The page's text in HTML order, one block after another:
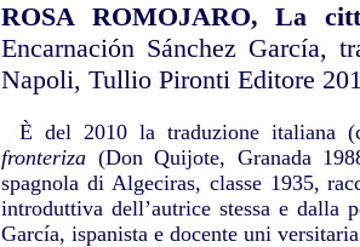
ROSA ROMOJARO, La
Encarnación Sánchez García,
Napoli, Tullio Pironti Editore
È del 2010 la traduzione italiana
fronteriza (Don Quijote, Granada
spagnola di Algeciras, classe 1935,
introduttiva dell’autrice stessa e dalla
García, ispanista e docente uni